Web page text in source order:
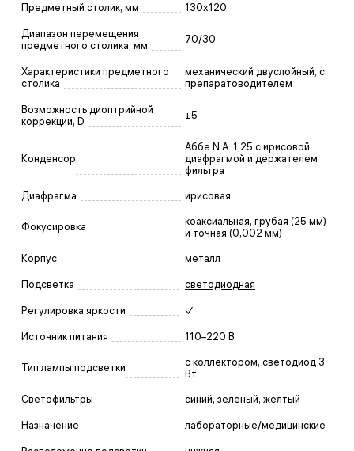
Предметный столик, мм 130x120
Диапазон перемещения
предметного столика, мм
70/30
Характеристики предметного
столика
механический двуслойный, с
препаратоводителем
Возможность диоптрийной
коррекции, D
±5
Конденсор
Аббе N.A. 1,25 с ирисовой
диафрагмой и держателем
фильтра
Диафрагма ирисовая
Фокусировка
коаксиальная, грубая (25 мм)
и точная (0,002 мм)
Корпус металл
Подсветка светодиодная
Регулировка яркости ✓
Источник питания 110–220 В
Тип лампы подсветки
с коллектором, светодиод 3
Вт
Светофильтры синий, зеленый, желтый
Назначение лабораторные/медицинские